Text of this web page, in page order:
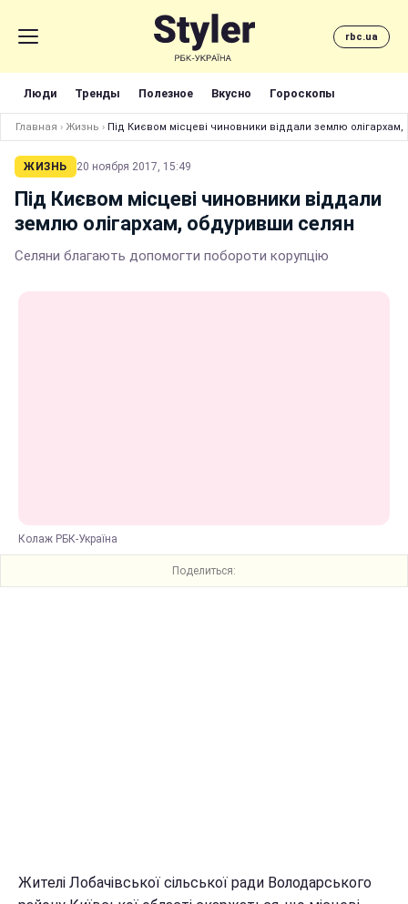
rbc.ua
Люди Тренды Полезное Вкусно Гороскопы
Главная › Жизнь › Під Києвом місцеві чиновники віддали землю
ЖИЗНЬ 20 ноября 2017, 15:49
Під Києвом місцеві чиновники віддали
землю олігархам, обдуривши селян
Селяни благають допомогти побороти корупцію
Колаж РБК-Україна
Поделиться:
Жителі Лобачівської сільської ради Володарського